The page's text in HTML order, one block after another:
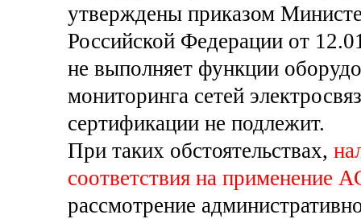
утверждены приказом
Российской Федерации от
не выполняет функции
мониторинга сетей
сертификации не подлежит.
При таких обстоятельствах,
соответствия на применение
рассмотрение